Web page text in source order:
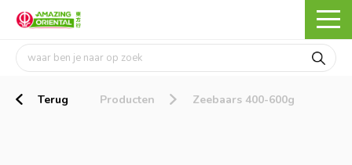
Terug Producten Zeebaars 400-600g